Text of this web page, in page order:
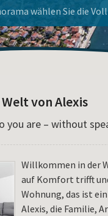
wählen Sie die
Sie hier!
Lošinj!
von Alexis
you are – without
Willkommen in der
auf Komfort trifft
Wohnung, das ist
Alexis, die Familie,